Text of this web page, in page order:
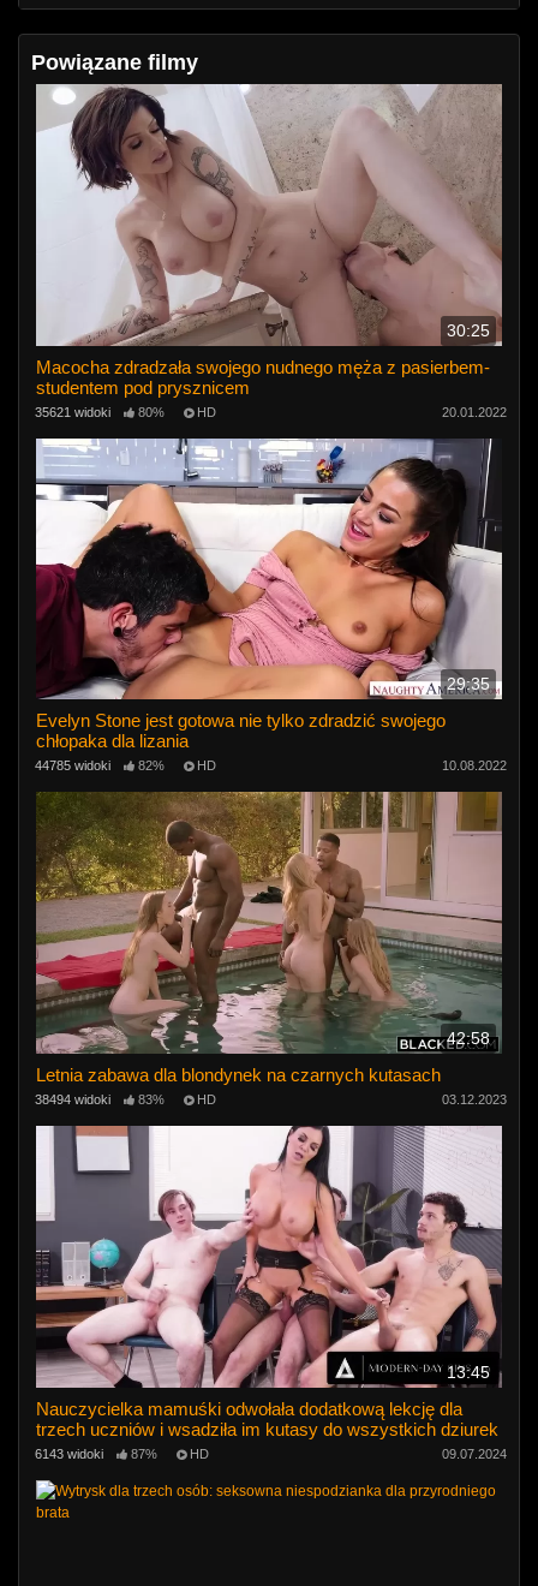
Powiązane filmy
30:25
Macocha zdradzała swojego nudnego męża z pasierbem-
studentem pod prysznicem
35621 widoki 80% HD 20.01.2022
29:35
Evelyn Stone jest gotowa nie tylko zdradzić swojego
chłopaka dla lizania
44785 widoki 82% HD 10.08.2022
42:58
Letnia zabawa dla blondynek na czarnych kutasach
38494 widoki 83% HD 03.12.2023
13:45
Nauczycielka mamuśki odwołała dodatkową lekcję dla
trzech uczniów i wsadziła im kutasy do wszystkich dziurek
6143 widoki 87% HD 09.07.2024